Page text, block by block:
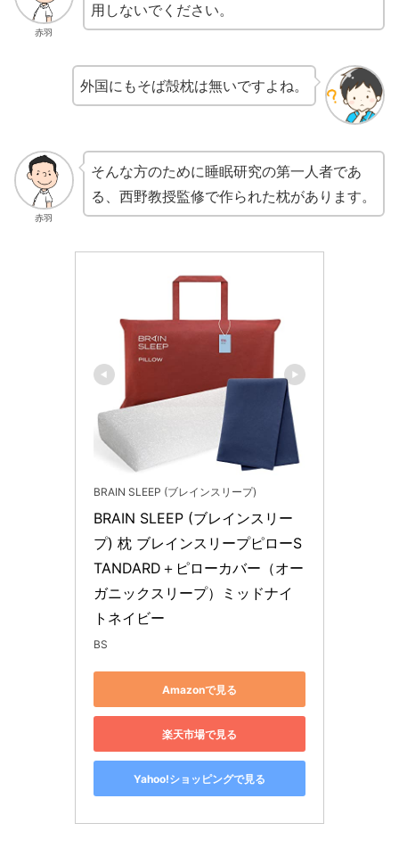
赤羽
用しないでください。
外国にもそば殻枕は無いですよね。
赤羽
そんな方のために睡眠研究の第一人者であ
る、西野教授監修で作られた枕があります。
BRAIN SLEEP (ブレインスリープ)
BRAIN SLEEP (ブレインスリー
プ) 枕 ブレインスリープピローS
TANDARD＋ピローカバー（オー
ガニックスリープ）ミッドナイ
トネイビー
BS
Amazonで見る
楽天市場で見る
Yahoo!ショッピングで見る